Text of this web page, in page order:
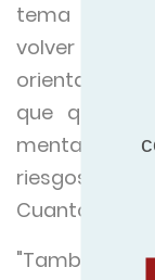
tema de la
volver a
orientar
que quien
mentalidad
riesgos
Cuanto
"También